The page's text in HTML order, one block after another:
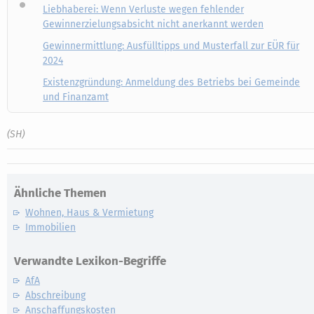
Liebhaberei: Wenn Verluste wegen fehlender
Gewinnerzielungsabsicht nicht anerkannt werden
Gewinnermittlung: Ausfülltipps und Musterfall zur EÜR für
2024
Existenzgründung: Anmeldung des Betriebs bei Gemeinde
und Finanzamt
(SH)
Ähnliche Themen
Wohnen, Haus & Vermietung
Immobilien
Verwandte Lexikon-Begriffe
AfA
Abschreibung
Anschaffungskosten